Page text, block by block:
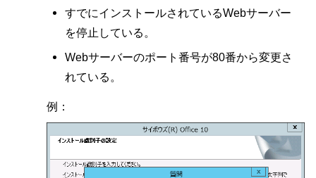
すでにインストールされているWebサーバー
を停止している。
Webサーバーのポート番号が80番から変更さ
れている。
例：